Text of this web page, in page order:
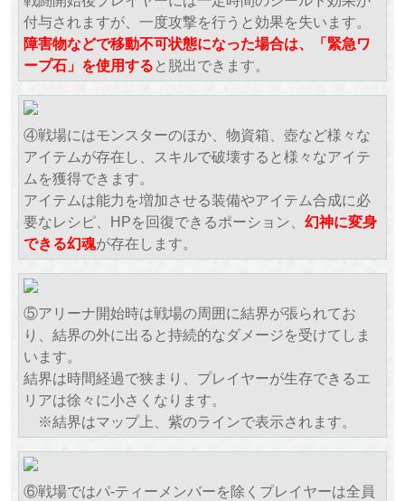
付与されますが、一度攻撃を行うと効果を失います。
障害物などで移動不可状態になった場合は、「緊急ワ
ープ石」を使用する と脱出できます。
④戦場にはモンスターのほか、物資箱、壺など様々な
アイテムが存在し、スキルで破壊すると様々なアイテ
ムを獲得できます。
アイテムは能力を増加させる装備やアイテム合成に必
要なレシピ、HPを回復できるポーション、 幻神に変身
できる幻魂が存在します。
⑤アリーナ開始時は戦場の周囲に結界が張られてお
り、結界の外に出ると持続的なダメージを受けてしま
います。
結界は時間経過で狭まり、プレイヤーが生存できるエ
リアは徐々に小さくなります。
※結界はマップ上、紫のラインで表示されます。
⑥戦場ではパ-ティーメンバーを除くプレイヤーは全員